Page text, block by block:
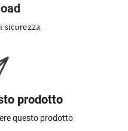
sicurezza
prodotto
questo prodotto